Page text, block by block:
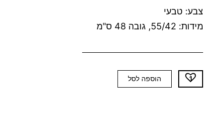
המקורי
היה:
₪1,190.
₪999.
צבע: טבעי
מידות: 55/42, גובה 48 ס"מ
כמות
של
הוספה לסל